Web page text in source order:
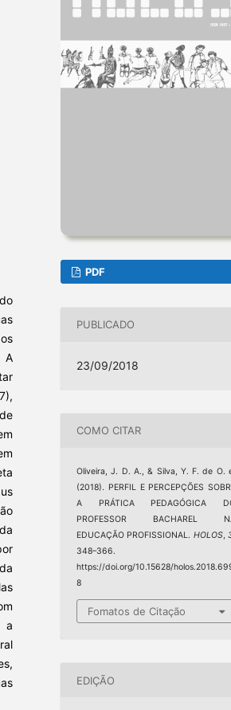
A
a
PDF
PUBLICADO
23/09/2018
COMO CITAR
Oliveira, J. D. A., & Silva, Y. F. de O.
(2018). PERFIL E PERCEPÇÕES
A PRÁTICA PEDAGÓGICA
PROFESSOR BACHAREL
EDUCAÇÃO PROFISSIONAL. HOLOS,
348–366.
https://doi.org/10.15628/
8
Fomatos de Citação
EDIÇÃO